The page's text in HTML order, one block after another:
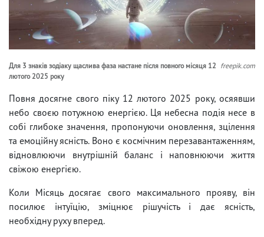
Для 3 знаків зодіаку щаслива фаза настане після повного місяця 12
лютого 2025 року
freepik.com
Повня досягне свого піку 12 лютого 2025 року, осяявши
небо своєю потужною енергією. Ця небесна подія несе в
собі глибоке значення, пропонуючи оновлення, зцілення
та емоційну ясність. Воно є космічним перезавантаженням,
відновлюючи внутрішній баланс і наповнюючи життя
свіжою енергією.
Коли Місяць досягає свого максимального прояву, він
посилює інтуїцію, зміцнює рішучість і дає ясність,
необхідну руху вперед.